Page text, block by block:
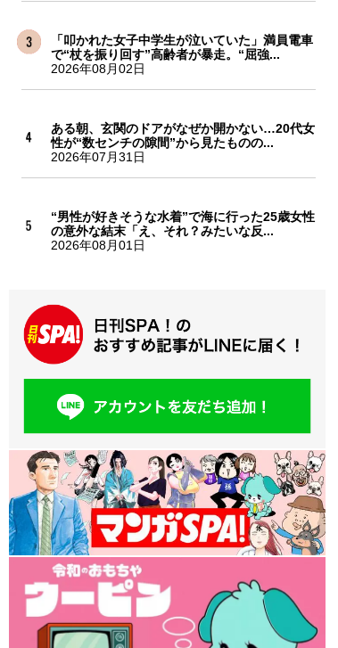
「叩かれた女子中学生が泣いていた」満員電車
で“杖を振り回す”高齢者が暴走。“屈強...
2026年08月02日
ある朝、玄関のドアがなぜか開かない…20代女
性が“数センチの隙間”から見たものの...
2026年07月31日
“男性が好きそうな水着”で海に行った25歳女性
の意外な結末「え、それ？みたいな反...
2026年08月01日